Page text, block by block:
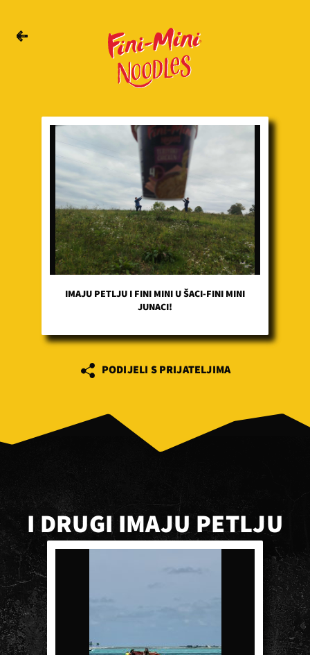
IMAJU PETLJU I FINI MINI U ŠACI-FINI MINI
JUNACI!
PODIJELI S PRIJATELJIMA
I DRUGI IMAJU PETLJU